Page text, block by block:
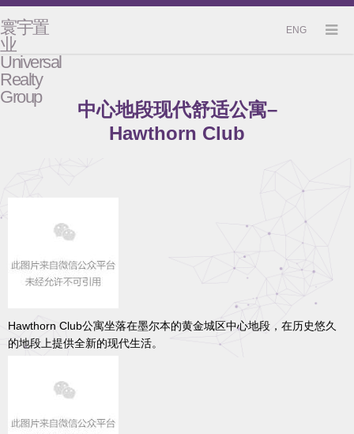
ENG
寰宇置
业
Universal
Realty
Group
中心地段现代舒适公寓–
Hawthorn Club
Hawthorn Club公寓坐落在墨尔本的黄金城区中心地段，在历史悠久
的地段上提供全新的现代生活。